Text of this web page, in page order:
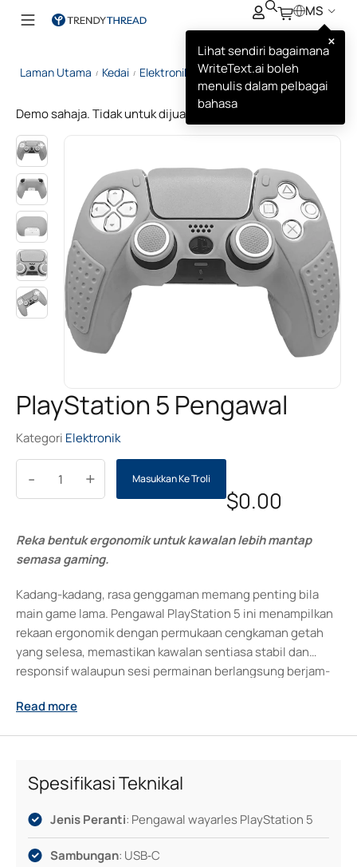
MS
×
Lihat sendiri bagaimana
WriteText.ai boleh
menulis dalam pelbagai
bahasa
Laman Utama / Kedai / Elektronik PlayStation 5 Pengawal
Demo sahaja. Tidak untuk dijual.
PlayStation 5 Pengawal
Kategori Elektronik
+
- Masukkan Ke Troli
$0.00
Reka bentuk ergonomik untuk kawalan lebih mantap
semasa gaming.
Kadang-kadang, rasa genggaman memang penting bila
main game lama. Pengawal PlayStation 5 ini menampilkan
rekaan ergonomik dengan permukaan cengkaman getah
yang selesa, memastikan kawalan sentiasa stabil dan
responsif walaupun sesi permainan berlangsung berjam-
dan joystick yang lembut meningkatkan ketepatan setiap
Read more
Spesifikasi Teknikal
Jenis Peranti: Pengawal wayarles PlayStation 5
Sambungan: USB‑C